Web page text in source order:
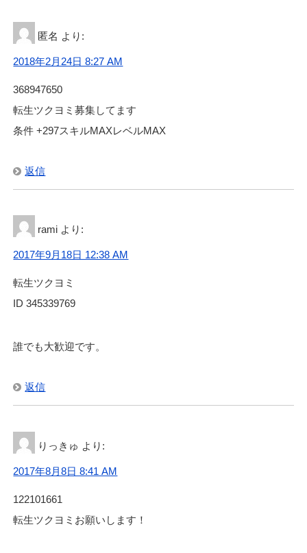
匿名 より:
2018年2月24日 8:27 AM
368947650
転生ツクヨミ募集してます
条件 +297スキルMAXレベルMAX
返信
rami より:
2017年9月18日 12:38 AM
転生ツクヨミ
ID 345339769
誰でも大歓迎です。
返信
りっきゅ より:
2017年8月8日 8:41 AM
122101661
転生ツクヨミお願いします！